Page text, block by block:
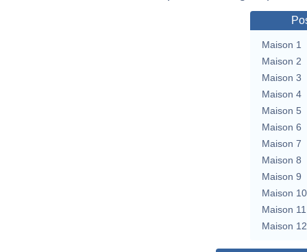
Maison 1
Maison 2
Maison 3
Maison 4
Maison 5
Maison 6
Maison 7
Maison 8
Maison 9
Maison 10
Maison 11
Maison 12